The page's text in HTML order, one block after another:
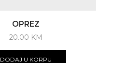
OPREZ
20.00 KM
DODAJ U KORPU